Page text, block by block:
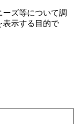
ズ等について調
表⽰する⽬的で